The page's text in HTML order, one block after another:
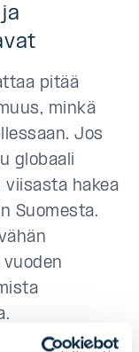
pitää
minkä
Jos
globaali
viisasta hakea
Suomesta.